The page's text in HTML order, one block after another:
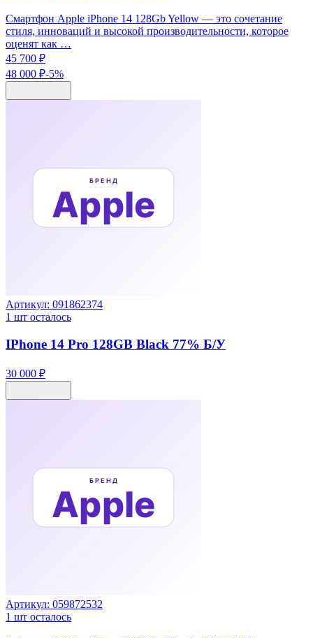
Смартфон Apple iPhone 14 128Gb Yellow — это сочетание
стиля, инноваций и высокой производительности, которое
оценят как …
45 700 ₽
48 000 ₽-5%
Артикул: 091862374
1 шт осталось
IPhone 14 Pro 128GB Black 77% Б/У
30 000 ₽
Артикул: 059872532
1 шт осталось